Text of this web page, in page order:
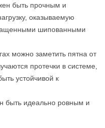
быть прочным и
оказываемую
шипованными
можно заметить пятна от
протечки в системе,
устойчивой к
быть идеально ровным и